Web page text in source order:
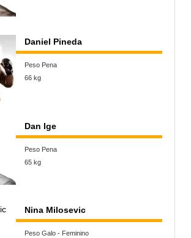
Daniel Pineda
Peso Pena
66 kg
Dan Ige
Peso Pena
65 kg
Nina Milosevic
Peso Galo - Feminino